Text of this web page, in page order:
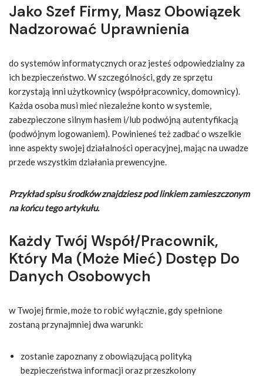
Jako Szef Firmy, Masz Obowiązek
Nadzorować Uprawnienia
do systemów informatycznych oraz jesteś odpowiedzialny za
ich bezpieczeństwo. W szczególności, gdy ze sprzętu
korzystają inni użytkownicy (współpracownicy, domownicy).
Każda osoba musi mieć niezależne konto w systemie,
zabezpieczone silnym hasłem i/lub podwójną autentyfikacją
(podwójnym logowaniem). Powinieneś też zadbać o wszelkie
inne aspekty swojej działalności operacyjnej, mając na uwadze
przede wszystkim działania prewencyjne.
Przykład spisu środków znajdziesz pod linkiem zamieszczonym
na końcu tego artykułu.
Każdy Twój Współ/pracownik,
Który Ma (może Mieć) Dostęp Do
Danych Osobowych
w Twojej firmie, może to robić wyłącznie, gdy spełnione
zostaną przynajmniej dwa warunki:
zostanie zapoznany z obowiązującą polityką
bezpieczeństwa informacji oraz przeszkolony